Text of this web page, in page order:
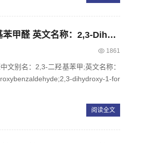
CAS： 24677-78-9，中文名称： 2,3-二羟基苯甲醛 英文名称：2,3-Dihydroxybenzaldehyde
1861
文别名：2,3-二羟基苯甲;英文名称：
dihydroxy-1-for
阅读全文